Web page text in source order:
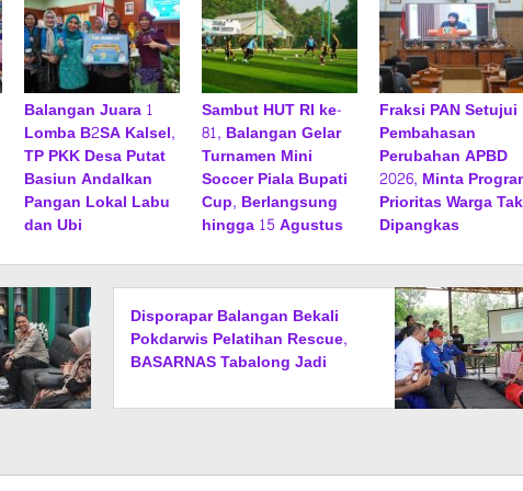
Balangan Juara 1
Lomba B2SA Kalsel,
TP PKK Desa Putat
Basiun Andalkan
Pangan Lokal Labu
dan Ubi
Sambut HUT RI ke-
81, Balangan Gelar
Turnamen Mini
Soccer Piala Bupati
Cup, Berlangsung
hingga 15 Agustus
Fraksi PAN Setujui
Pembahasan
Perubahan APBD
2026, Minta
Prioritas Warga Tak
Dipangkas
Disporapar Balangan Bekali
Pokdarwis Pelatihan Rescue,
BASARNAS Tabalong Jadi